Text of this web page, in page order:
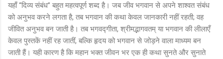
यहाँ “दिव्य संबंध” बहुत महत्वपूर्ण शब्द है। जब जीव भगवान से अपने शाश्वत संबंध
को अनुभव करने लगता है, तब भगवान की कथा केवल जानकारी नहीं रहती; वह
जीवित अनुभव बन जाती है। तब भगवद्गीता, श्रीमद्भागवतम् या भगवान की लीलाएँ
केवल पुस्तकें नहीं रह जातीं, बल्कि हृदय को भगवान से जोड़ने वाला माध्यम बन
जाती हैं। यही कारण है कि महान भक्त जीवन भर एक ही कथा सुनते और सुनाते